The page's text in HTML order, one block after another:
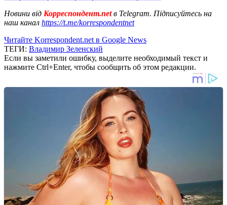
Новини від Корреспондент.netв Telegram. Підписуйтесь на
наш канал https://t.me/korrespondentnet
Читайте Korrespondent.net в Google News
ТЕГИ: Владимир Зеленский
Если вы заметили ошибку, выделите необходимый текст и
нажмите Ctrl+Enter, чтобы сообщить об этом редакции.